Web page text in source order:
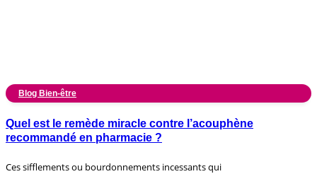
Blog Bien-être
Quel est le remède miracle contre l’acouphène
recommandé en pharmacie ?
Ces sifflements ou bourdonnements incessants qui